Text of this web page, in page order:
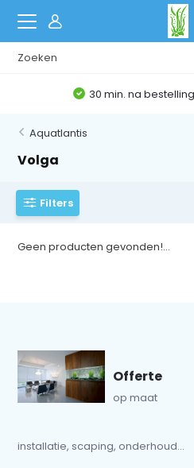
30 min. na
Aquatlantis
Volga
Filters
Geen producten gevonden!...
Offerte
op maat
installatie, scaping, onderhoud...